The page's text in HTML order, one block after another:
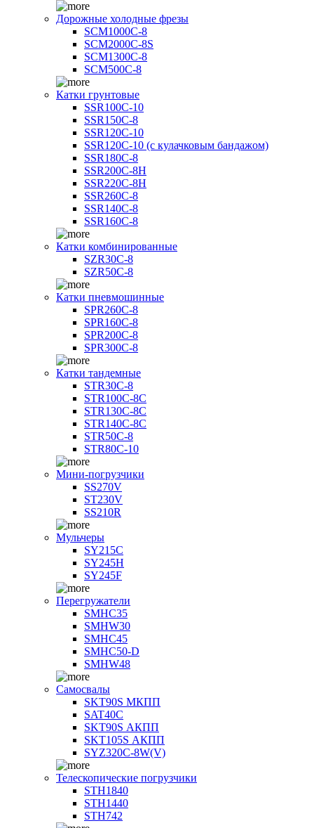
Дорожные холодные фрезы
SCM1000C-8
SCM2000C-8S
SCM1300C-8
SCM500C-8
Катки грунтовые
SSR100C-10
SSR150C-8
SSR120C-10
SSR120C-10 (с кулачковым бандажом)
SSR180C-8
SSR200C-8H
SSR220C-8H
SSR260C-8
SSR140C-8
SSR160C-8
Катки комбинированные
SZR30C-8
SZR50C-8
Катки пневмошинные
SPR260C-8
SPR160C-8
SPR200C-8
SPR300C-8
Катки тандемные
STR30C-8
STR100C-8С
STR130C-8С
STR140C-8С
STR50C-8
STR80C-10
Мини-погрузчики
SS270V
ST230V
SS210R
Мульчеры
SY215C
SY245H
SY245F
Перегружатели
SMHC35
SMHW30
SMHC45
SMHC50-D
SMHW48
Самосвалы
SKT90S МКПП
SAT40C
SKT90S АКПП
SKT105S АКПП
SYZ320C-8W(V)
Телескопические погрузчики
STH1840
STH1440
STH742